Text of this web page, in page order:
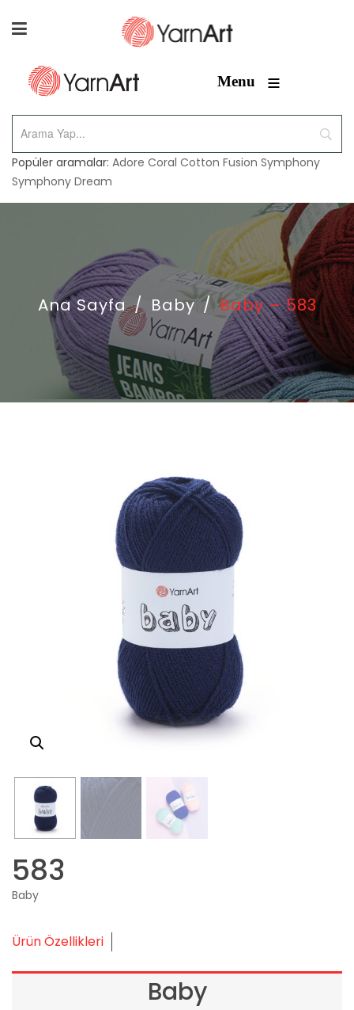
Menu ≡
Popüler aramalar: Adore Coral Cotton Fusion Symphony
Symphony Dream
Ana Sayfa / Baby / Baby – 583
583
Baby
Ürün Özellikleri
Baby